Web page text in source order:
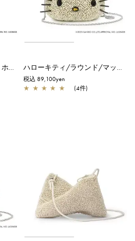
ハローキティ/ピコ/マットホワイト【オンラインストア先行販売商品】 ハローキティ/ラウンド/マットホワイト
税込 89,100yen
★ ★ ★ ★ ★ (4件)